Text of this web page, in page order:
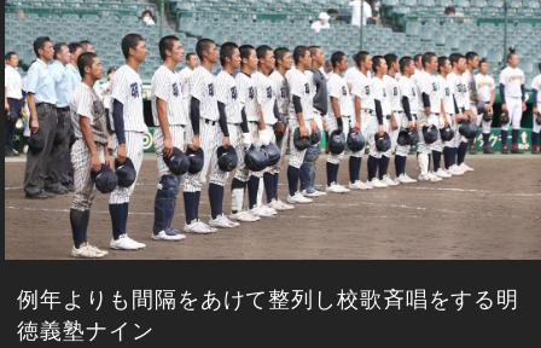
例年よりも間隔をあけて整列し校歌斉唱をする明
徳義塾ナイン